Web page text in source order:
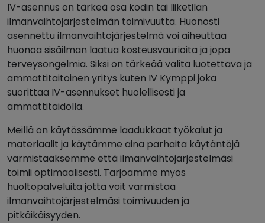
IV-asennus on tärkeä osa kodin tai liiketilan
ilmanvaihtojärjestelmän toimivuutta. Huonosti
asennettu ilmanvaihtojärjestelmä voi aiheuttaa
huonoa sisäilman laatua kosteusvaurioita ja jopa
terveysongelmia. Siksi on tärkeää valita luotettava ja
ammattitaitoinen yritys kuten IV Kymppi joka
suorittaa IV-asennukset huolellisesti ja
ammattitaidolla.
Meillä on käytössämme laadukkaat työkalut ja
materiaalit ja käytämme aina parhaita käytäntöjä
varmistaaksemme että ilmanvaihtojärjestelmäsi
toimii optimaalisesti. Tarjoamme myös
huoltopalveluita jotta voit varmistaa
ilmanvaihtojärjestelmäsi toimivuuden ja
pitkäikäisyyden.